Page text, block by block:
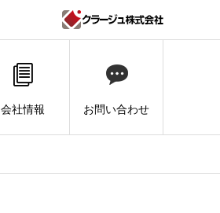
会社情報 お問い合わせ